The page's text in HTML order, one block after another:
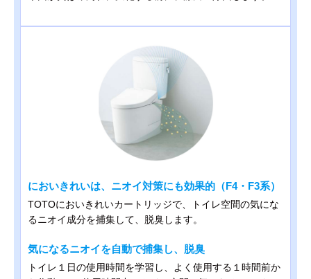
においきれいは、ニオイ対策にも効果的（F4・F3系）
TOTOにおいきれいカートリッジで、トイレ空間の気にな
るニオイ成分を捕集して、脱臭します。
気になるニオイを自動で捕集し、脱臭
トイレ１日の使用時間を学習し、よく使用する１時間前か